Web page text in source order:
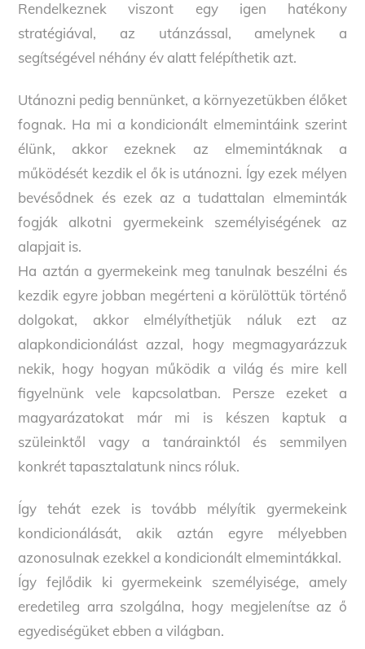
Rendelkeznek viszont egy igen hatékony
stratégiával, az utánzással, amelynek a
segítségével néhány év alatt felépíthetik azt.
Utánozni pedig bennünket, a környezetükben élőket
fognak. Ha mi a kondicionált elmemintáink szerint
élünk, akkor ezeknek az elmemintáknak a
működését kezdik el ők is utánozni. Így ezek mélyen
bevésődnek és ezek az a tudattalan elmeminták
fogják alkotni gyermekeink személyiségének az
alapjait is.
Ha aztán a gyermekeink meg tanulnak beszélni és
kezdik egyre jobban megérteni a körülöttük történő
dolgokat, akkor elmélyíthetjük náluk ezt az
alapkondicionálást azzal, hogy megmagyarázzuk
nekik, hogy hogyan működik a világ és mire kell
figyelnünk vele kapcsolatban. Persze ezeket a
magyarázatokat már mi is készen kaptuk a
szüleinktől vagy a tanárainktól és semmilyen
konkrét tapasztalatunk nincs róluk.
Így tehát ezek is tovább mélyítik gyermekeink
kondicionálását, akik aztán egyre mélyebben
azonosulnak ezekkel a kondicionált elmemintákkal.
Így fejlődik ki gyermekeink személyisége, amely
eredetileg arra szolgálna, hogy megjelenítse az ő
egyediségüket ebben a világban.